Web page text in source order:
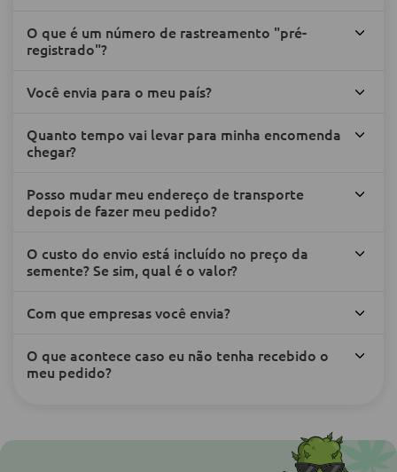
O que é um número de rastreamento "pré-
registrado"?
Você envia para o meu país?
Quanto tempo vai levar para minha encomenda
chegar?
Posso mudar meu endereço de transporte
depois de fazer meu pedido?
O custo do envio está incluído no preço da
semente? Se sim, qual é o valor?
Com que empresas você envia?
O que acontece caso eu não tenha recebido o
meu pedido?